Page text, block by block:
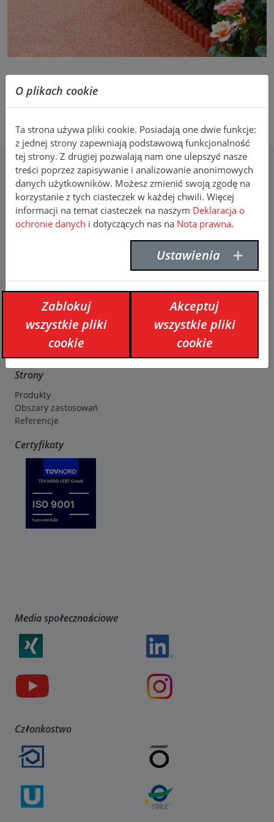
Kontakt
F. Willich GmbH + Co. KG
Planetenfeldstraße 120
44379 Dortmund
O nas
Strony
Produkty
Obszary zastosowań
Referencje
Certyfikaty
Media społecznościowe
Członkostwo
O plikach cookie
Ta strona używa pliki cookie. Posiadają one dwie funkcje:
z jednej strony zapewniają podstawową funkcjonalność
tej strony. Z drugiej pozwalają nam one ulepszyć nasze
treści poprzez zapisywanie i analizowanie anonimowych
danych użytkowników. Możesz zmienić swoją zgodę na
korzystanie z tych ciasteczek w każdej chwili. Więcej
informacji na temat ciasteczek na naszym Deklaracja o
ochronie danych i dotyczących nas na Nota prawna.
Ustawienia
Zablokuj
wszystkie pliki
cookie
Akceptuj
wszystkie pliki
cookie